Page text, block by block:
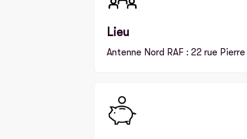
Lieu
Antenne Nord RAF : 22 rue